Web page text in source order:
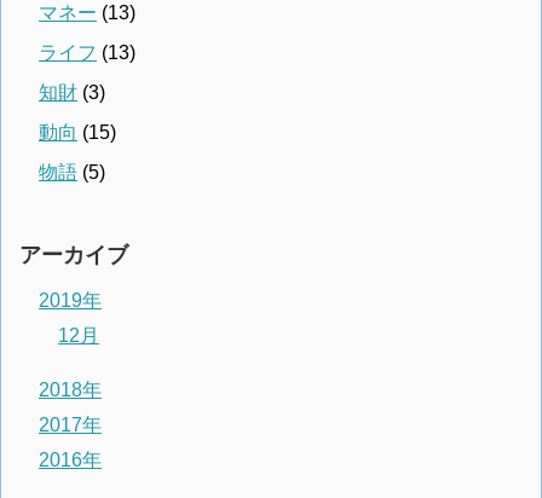
マネー (13)
ライフ (13)
知財 (3)
動向 (15)
物語 (5)
アーカイブ
2019年
12月
2018年
2017年
2016年